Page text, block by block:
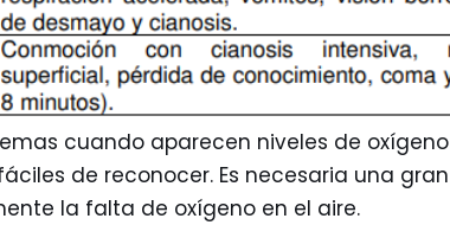
cuando aparecen niveles de
de reconocer. Es necesaria una
la falta de oxígeno en el aire.